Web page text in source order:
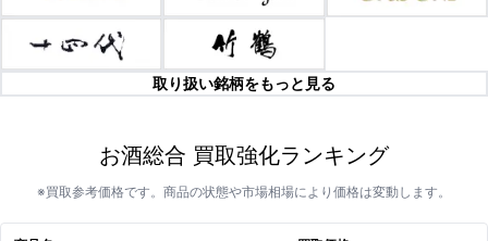
取り扱い銘柄をもっと見る
お酒総合 買取強化ランキング
※買取参考価格です。商品の状態や市場相場により価格は変動します。